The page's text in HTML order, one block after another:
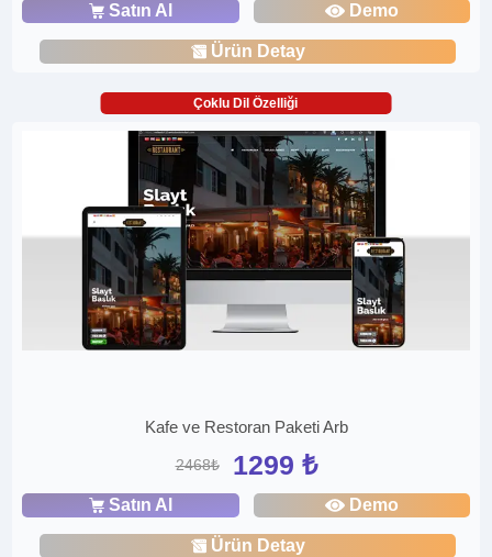
Satın Al Demo
Ürün Detay
Çoklu Dil Özelliği
Kafe ve Restoran Paketi Arb
2468₺ 1299 ₺
Satın Al Demo
Ürün Detay